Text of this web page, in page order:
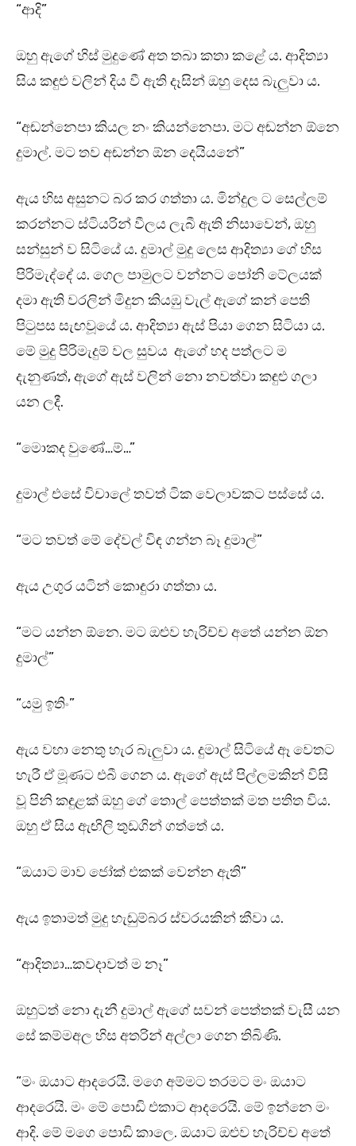
“ආදි”
ඔහු ඇගේ හිස් මුදුණේ අත තබා කතා කළේ ය. ආදිත්‍යා
සිය කඳුළු වලින් දිය වී ඇති දෑසින් ඔහු දෙස බැලුවා ය.
“අඬන්නෙපා කියල නං කියන්නෙපා. මට අඬන්න ඕනෙ
දුමාල්. මට තව අඬන්න ඕන දෙයියනේ”
ඇය හිස අසුනට බර කර ගත්තා ය. මින්දුල ට සෙල්ලම්
කරන්නට ස්ටියරින් වීලය ලැබී ඇති නිසාවෙන්, ඔහු
සන්සුන් ව සිටියේ ය. දුමාල් මුදු ලෙස ආදිත්‍යා ගේ හිස
පිරිමැද්දේ ය. ගෙල පාමුලට වන්නට පෝනි ටේලයක්
දමා ඇති වරලින් මිදුන කියඹු වැල් ඇගේ කන් පෙති
පිටුපස සැඟවූයේ ය. ආදිත්‍යා ඇස් පියා ගෙන සිටියා ය.
මේ මුදු පිරිමැදුම් වල සුවය ඇගේ හද පත්ලට ම
දැනුණත්, ඇගේ ඇස් වලින් නො නවත්වා කඳුළු ගලා
යන ලදී.
“මොකද වුණේ…ම්…”
දුමාල් එසේ විචාලේ තවත් ටික වෙලාවකට පස්සේ ය.
“මට තවත් මේ දේවල් විඳ ගන්න බෑ දුමාල්”
ඇය උගුර යටින් කොඳුරා ගත්තා ය.
“මට යන්න ඕනෙ. මට ඔළුව හැරිච්ච අතේ යන්න ඕන
දුමාල්”
“යමු ඉතිං”
ඇය වහා නෙතු හැර බැලුවා ය. දුමාල් සිටියේ ඈ වෙතට
හැරී ඒ මූණට එබී ගෙන ය. ඇගේ ඇස් පිල්ලමකින් විසි
වූ පිනි කඳුළක් ඔහු ගේ තොල් පෙත්තක් මත පතිත විය.
ඔහු ඒ සිය ඇඟිලි තුඩගින් ගත්තේ ය.
“ඔයාට මාව ජෝක් එකක් වෙන්න ඇති”
ඇය ඉතාමත් මුදු හැඬුම්බර ස්වරයකින් කීවා ය.
“ආදිත්‍යා…කවදාවත් ම නෑ”
ඔහුටත් නො දැනී දුමාල් ඇගේ සවන් පෙත්තක් වැසී යන
සේ කම්මඅල හිස අතරින් අල්ලා ගෙන තිබිණි.
“මං ඔයාට ආදරෙයි. මගෙ අම්මට තරමට මං ඔයාට
ආදරෙයි. මං මේ පොඩි එකාට ආදරෙයි. මේ ඉන්නෙ මං
ආදි. මේ මගෙ පොඩි කාලෙ. ඔයාට ඔළුව හැරිච්ච අතේ